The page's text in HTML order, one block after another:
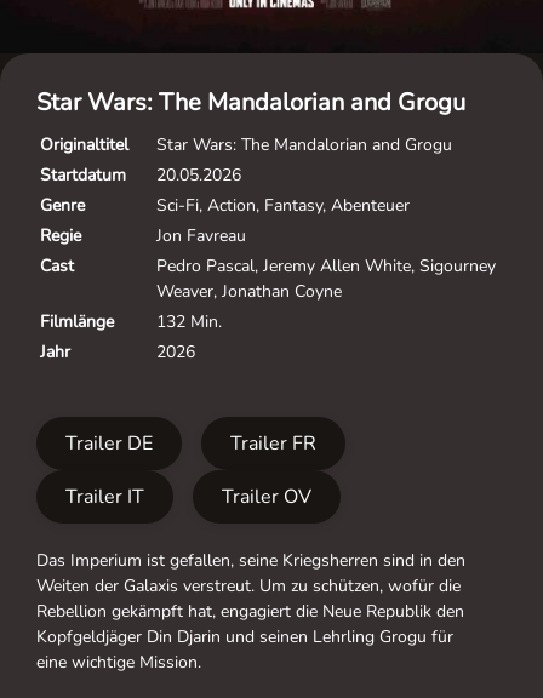
Star Wars: The Mandalorian and Grogu
Originaltitel
Star Wars: The Mandalorian and Grogu
Startdatum
20.05.2026
Genre
Sci-Fi, Action, Fantasy, Abenteuer
Regie
Jon Favreau
Cast
Pedro Pascal, Jeremy Allen White, Sigourney
Weaver, Jonathan Coyne
Filmlänge
132 Min.
Jahr
2026
Trailer DE
Trailer FR
Trailer IT
Trailer OV
Das Imperium ist gefallen, seine Kriegsherren sind in den
Weiten der Galaxis verstreut. Um zu schützen, wofür die
Rebellion gekämpft hat, engagiert die Neue Republik den
Kopfgeldjäger Din Djarin und seinen Lehrling Grogu für
eine wichtige Mission.